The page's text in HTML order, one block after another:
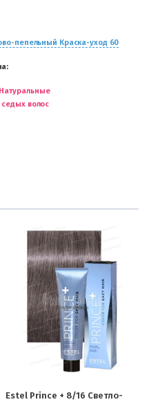
пепельный Краска-уход 60
Натуральные
седых волос
Estel Prince + 8/16 Светло-